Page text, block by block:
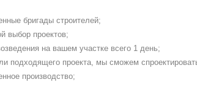
бригады строителей;
выбор проектов;
на вашем участке всего 1 день;
подходящего проекта, мы сможем
производство;